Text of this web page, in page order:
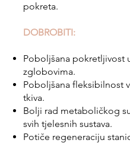
pokreta.
DOBROBITI:
Poboljšana pokretljivost
zglobovima.
Poboljšana fleksibilnost
tkiva.
Bolji rad metaboličkog
svih tjelesnih sustava.
Potiče regeneraciju